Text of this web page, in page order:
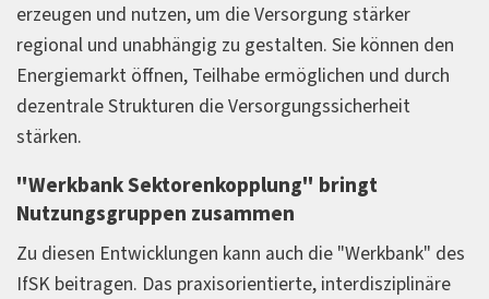
erzeugen und nutzen, um die Versorgung stärker
regional und unabhängig zu gestalten. Sie können den
Energiemarkt öffnen, Teilhabe ermöglichen und durch
dezentrale Strukturen die Versorgungssicherheit
stärken.
"Werkbank Sektorenkopplung" bringt
Nutzungsgruppen zusammen
Zu diesen Entwicklungen kann auch die "Werkbank" des
IfSK beitragen. Das praxisorientierte, interdisziplinäre